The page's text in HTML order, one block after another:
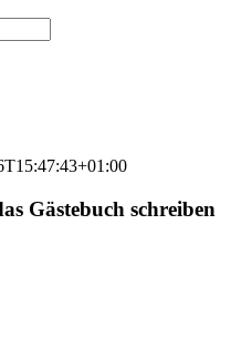
Gästebuch schreiben